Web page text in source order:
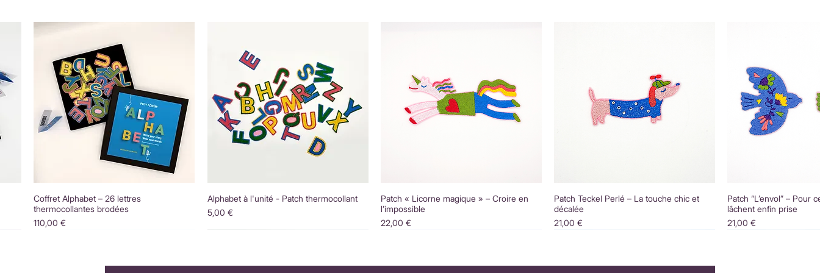
Coffret Alphabet – 26 lettres
thermocollantes brodées
Prix
110,00 €
Alphabet à l'unité - Patch thermocollant
Prix
5,00 €
Patch « Licorne magique » – Croire en
l’impossible
Prix
22,00 €
Patch Teckel Perlé – La touche chic et
décalée
Prix
21,00 €
Patch “L’envol” – Pour
lâchent enfin prise
Prix
21,00 €